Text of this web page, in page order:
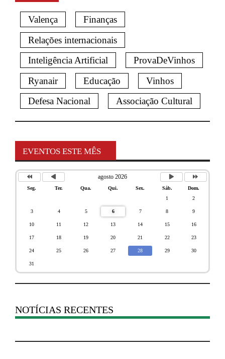
Valença
Finanças
Relações internacionais
Inteligência Artificial
ProvaDeVinhos
Ryanair
Educação
Vinhos
Defesa Nacional
Associação Cultural
EVENTOS ESTE MÊS
agosto 2026
Seg. Ter. Qua. Qui. Sex. Sáb.
Dom.
1
2
3 4 5 6 7 8 9
10 11 12 13 14 15 16
17 18 19 20 21 22 23
24 25 26 27 28 29 30
31
NOTÍCIAS RECENTES